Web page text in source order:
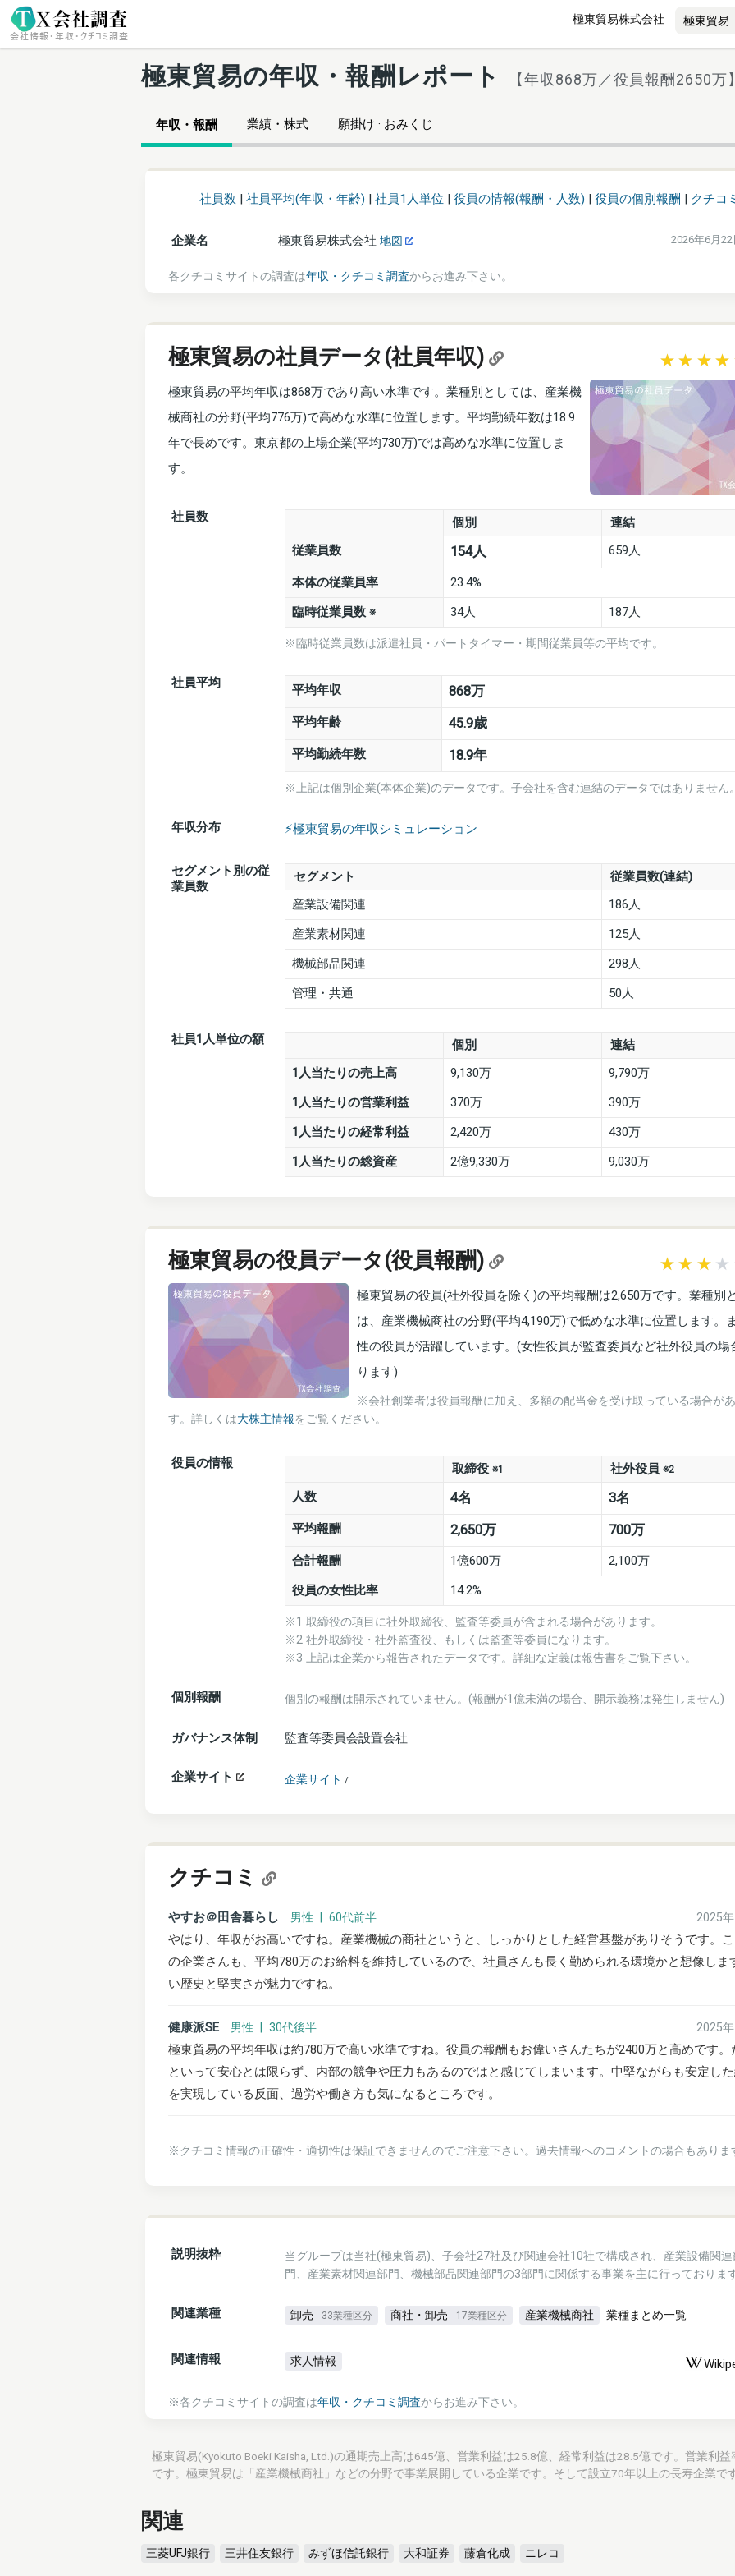
極東貿易株式会社
極東貿易の年収・報酬レポート 【年収868万／役員報酬2650万
年収・報酬 業績・株式 願掛け · おみくじ
社員数 | 社員平均(年収・年齢) | 社員1人単位 | 役員の情報(報酬・人数) | 役員の個別報酬 | クチコ
企業名 極東貿易株式会社 地図 2026年6月
各クチコミサイトの調査は年収・クチコミ調査からお進み下さい。
極東貿易の社員データ(社員年収)
極東貿易の平均年収は868万であり高い水準です。業種別としては、産業機
械商社の分野(平均776万)で高めな水準に位置します。平均勤続年数は18.9
年で長めです。東京都の上場企業(平均730万)では高めな水準に位置しま
す。
社員数 個別
連結
従業員数
154人 659人
本体の従業員率
23.4%
臨時従業員数※ 34人 187人
※臨時従業員数は派遣社員・パートタイマー・期間従業員等の平均です。
社員平均 平均年収 868万
平均年齢 45.9歳
平均勤続年数 18.9年
※上記は個別企業(本体企業)のデータです。子会社を含む連結のデータではありません
年収分布 ⚡️極東貿易の年収シミュレーション
セグメント別の従
業員数
セグメント
従業員数(連結)
産業設備関連
186人
産業素材関連
125人
機械部品関連
298人
管理・共通
50人
社員1人単位の額 個別
連結
1人当たりの売上高
9,130万
9,790万
1人当たりの営業利益
370万
390万
1人当たりの経常利益
2,420万
430万
1人当たりの総資産
2億9,330万 9,030万
極東貿易の役員データ(役員報酬)
極東貿易の役員(社外役員を除く)の平均報酬は2,650万です。業種別
は、産業機械商社の分野(平均4,190万)で低めな水準に位置します。
性の役員が活躍しています。(女性役員が監査委員など社外役員の場
ります)
※会社創業者は役員報酬に加え、多額の配当金を受け取っている場合が
す。詳しくは大株主情報をご覧ください。
役員の情報 取締役※1 社外役員※2
人数 4名 3名
平均報酬 2,650万 700万
合計報酬 1億600万
2,100万
役員の女性比率
14.2%
※1 取締役の項目に社外取締役、監査等委員が含まれる場合があります。
※2 社外取締役・社外監査役、もしくは監査等委員になります。
※3 上記は企業から報告されたデータです。詳細な定義は報告書をご覧下さい。
個別報酬 個別の報酬は開示されていません。(報酬が1億未満の場合、開示義務は発生しません)
ガバナンス体制 監査等委員会設置会社
企業サイト 企業サイト /
クチコミ
やすお＠田舎暮らし 男性 | 60代前半 2025
やはり、年収がお高いですね。産業機械の商社というと、しっかりとした経営基盤がありそうです。
の企業さんも、平均780万のお給料を維持しているので、社員さんも長く勤められる環境かと想像しま
い歴史と堅実さが魅力ですね。
健康派SE 男性 | 30代後半 2025
極東貿易の平均年収は約780万で高い水準ですね。役員の報酬もお偉いさんたちが2400万と高めです。
といって安心とは限らず、内部の競争や圧力もあるのではと感じてしまいます。中堅ながらも安定し
を実現している反面、過労や働き方も気になるところです。
※クチコミ情報の正確性・適切性は保証できませんのでご注意下さい。過去情報へのコメントの場合もありま
説明抜粋
当グループは当社(極東貿易)、子会社27社及び関連会社10社で構成され、産業設備関連
門、産業素材関連部門、機械部品関連部門の3部門に関係する事業を主に行っておりま
関連業種 卸売 33業種区分 商社・卸売 17業種区分 産業機械商社 業種まとめ一覧
関連情報 求人情報
※各クチコミサイトの調査は年収・クチコミ調査からお進み下さい。
極東貿易(Kyokuto Boeki Kaisha, Ltd.)の通期売上高は645億、営業利益は25.8億、経常利益は28.5億です。営業利益
です。極東貿易は「産業機械商社」などの分野で事業展開している企業です。そして設立70年以上の長寿企業で
関連
三菱UFJ銀行 三井住友銀行 みずほ信託銀行 大和証券 藤倉化成 ニレコ